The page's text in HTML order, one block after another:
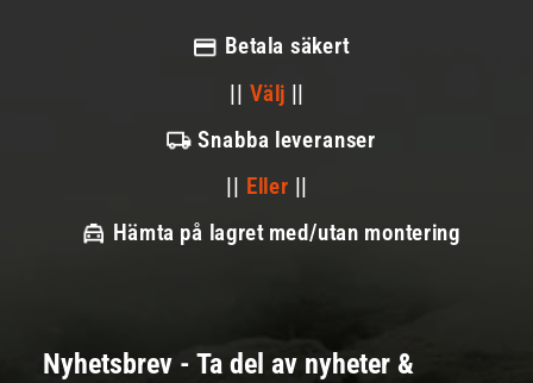
Betala säkert
|| Välj ||
Snabba leveranser
|| Eller ||
Hämta på lagret med/utan montering
Nyhetsbrev - Ta del av nyheter &